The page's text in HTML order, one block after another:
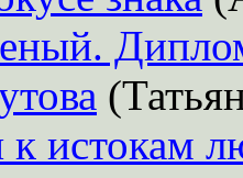
к истокам